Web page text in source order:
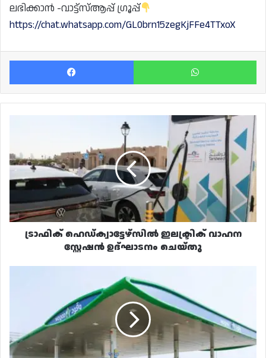
ലഭിക്കാൻ -വാട്ട്സ്ആപ്പ് ഗ്രൂപ്പ്
https://chat.whatsapp.com/GL0brn15zegKjFFe4TTxoX
Facebook
വാഹന
സ്റ്റേഷൻ
ഉദ്ഘാടനം
ട്രാഫിക് ഹെഡ്ക്വാട്ടേഴ്‌സിൽ ഇലക്ട്രിക് വാഹന
സ്റ്റേഷൻ ഉദ്ഘാടനം ചെയ്തു